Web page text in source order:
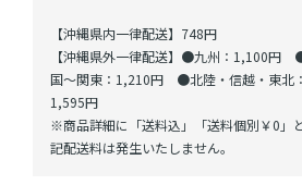
【沖縄県内一律配送】748円
【沖縄県外一律配送】●九州：1,100
国～関東：1,210円 ●北陸・信越・東
1,595円
※商品詳細に「送料込」「送料個別￥0」
記配送料は発生いたしません。